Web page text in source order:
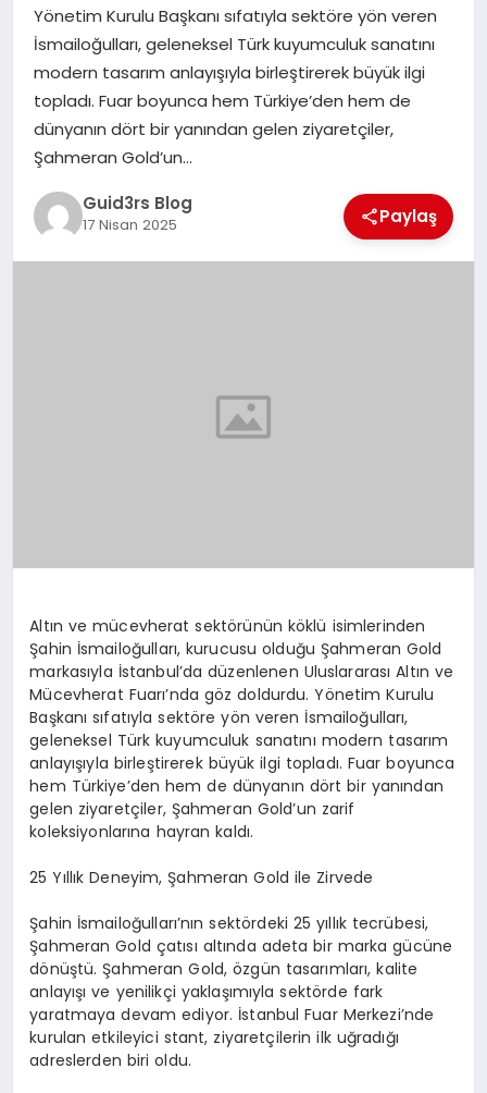
EĞITIM
Yönetim Kurulu Başkanı sıfatıyla sektöre yön veren
İsmailoğulları, geleneksel Türk kuyumculuk sanatını
modern tasarım anlayışıyla birleştirerek büyük ilgi
topladı. Fuar boyunca hem Türkiye’den hem de
dünyanın dört bir yanından gelen ziyaretçiler,
Şahmeran Gold’un…
Guid3rs Blog
17 Nisan 2025 Paylaş
Altın ve mücevherat sektörünün köklü isimlerinden
Şahin İsmailoğulları, kurucusu olduğu Şahmeran Gold
markasıyla İstanbul’da düzenlenen Uluslararası Altın ve
Mücevherat Fuarı’nda göz doldurdu. Yönetim Kurulu
Başkanı sıfatıyla sektöre yön veren İsmailoğulları,
geleneksel Türk kuyumculuk sanatını modern tasarım
anlayışıyla birleştirerek büyük ilgi topladı. Fuar boyunca
hem Türkiye’den hem de dünyanın dört bir yanından
gelen ziyaretçiler, Şahmeran Gold’un zarif
koleksiyonlarına hayran kaldı.
25 Yıllık Deneyim, Şahmeran Gold ile Zirvede
Şahin İsmailoğulları’nın sektördeki 25 yıllık tecrübesi,
Şahmeran Gold çatısı altında adeta bir marka gücüne
dönüştü. Şahmeran Gold, özgün tasarımları, kalite
anlayışı ve yenilikçi yaklaşımıyla sektörde fark
yaratmaya devam ediyor. İstanbul Fuar Merkezi’nde
kurulan etkileyici stant, ziyaretçilerin ilk uğradığı
adreslerden biri oldu.